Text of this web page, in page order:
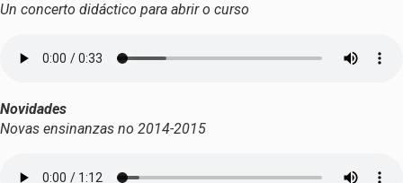
Un concerto didáctico para abrir o curso
Novidades
Novas ensinanzas no 2014-2015